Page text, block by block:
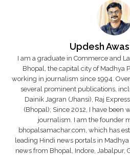
Updesh
I am a graduate in Commerce and
Bhopal, the capital city of Madhya
working in journalism since 1994.
several prominent publications,
Dainik Jagran (Jhansi), Raj
(Bhopal); Since 2012, I have
journalism. I am the founder
bhopalsamachar.com, which has
leading Hindi news portals in
news from Bhopal, Indore, Jabalpur,